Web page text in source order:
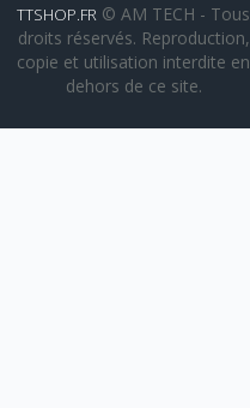
TTSHOP.FR © AM TECH - Tous
droits réservés. Reproduction,
copie et utilisation interdite en
dehors de ce site.